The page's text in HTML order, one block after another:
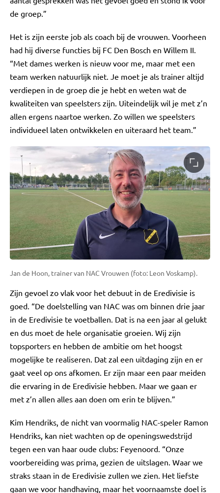
de groep.”
Het is zijn eerste job als coach bij de vrouwen. Voorheen
had hij diverse functies bij FC Den Bosch en Willem II.
“Met dames werken is nieuw voor me, maar met een
team werken natuurlijk niet. Je moet je als trainer altijd
verdiepen in de groep die je hebt en weten wat de
kwaliteiten van speelsters zijn. Uiteindelijk wil je met z’n
allen ergens naartoe werken. Zo willen we speelsters
individueel laten ontwikkelen en uiteraard het team.”
Jan de Hoon, trainer van NAC Vrouwen (foto: Leon Voskamp).
Zijn gevoel zo vlak voor het debuut in de Eredivisie is
goed. “De doelstelling van NAC was om binnen drie jaar
in de Eredivisie te voetballen. Dat is na een jaar al gelukt
en dus moet de hele organisatie groeien. Wij zijn
topsporters en hebben de ambitie om het hoogst
mogelijke te realiseren. Dat zal een uitdaging zijn en er
gaat veel op ons afkomen. Er zijn maar een paar meiden
die ervaring in de Eredivisie hebben. Maar we gaan er
met z’n allen alles aan doen om erin te blijven.”
Kim Hendriks, de nicht van voormalig NAC-speler Ramon
Hendriks, kan niet wachten op de openingswedstrijd
tegen een van haar oude clubs: Feyenoord. “Onze
voorbereiding was prima, gezien de uitslagen. Waar we
straks staan in de Eredivisie zullen we zien. Het liefste
gaan we voor handhaving, maar het voornaamste doel is